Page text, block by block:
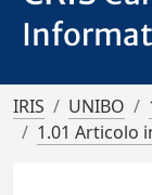
IRIS UNIBO
1.01 Articolo